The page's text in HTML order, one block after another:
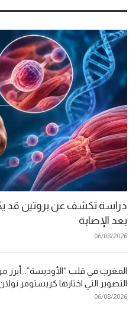
دراسة تكشف عن بروتين قد
بعد الإصابة
06/08/2026
المغرب في قلب “الأوديسة”.. أبرز
التصوير التي اختارها كريستوفر
06/08/2026